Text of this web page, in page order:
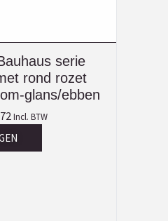
serie
rond rozet
glans/ebben
Incl. BTW